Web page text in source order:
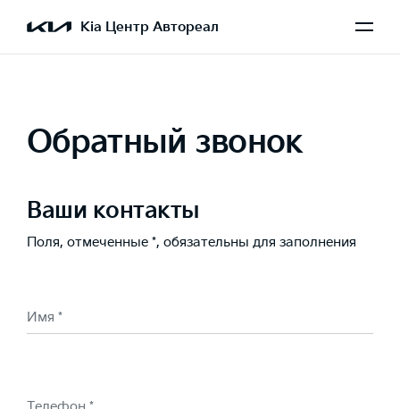
Kia Центр Автореал
Обратный звонок
Ваши контакты
Поля, отмеченные *, обязательны для заполнения
Имя *